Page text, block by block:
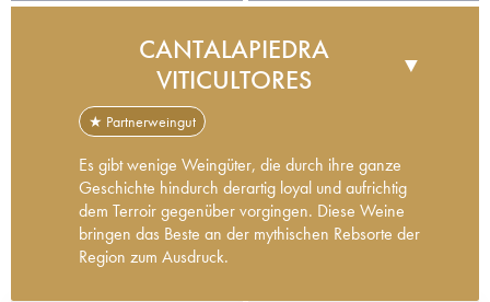
CANTALAPIEDRA
VITICULTORES
▼
★ Partnerweingut
Es gibt wenige Weingüter, die durch ihre ganze
Geschichte hindurch derartig loyal und aufrichtig
dem Terroir gegenüber vorgingen. Diese Weine
bringen das Beste an der mythischen Rebsorte der
Region zum Ausdruck.